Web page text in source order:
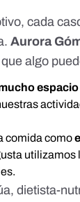
cada
Aurora
algo
comida como
utilizamos
dietista-